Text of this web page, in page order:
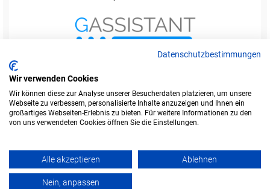
Startseite Foren-Übersicht
Legende Kontakt
Werbung buchen
Amazon ist eine Marke von Amazon.com, Inc.
Weitere Marken und Markennamen sind Eigentum ihrer jeweiligen Inhaber.
Datenschutzbestimmungen
Wir verwenden Cookies
Wir können diese zur Analyse unserer Besucherdaten platzieren, um unsere
Webseite zu verbessern, personalisierte Inhalte anzuzeigen und Ihnen ein
großartiges Webseiten-Erlebnis zu bieten. Für weitere Informationen zu den
von uns verwendeten Cookies öffnen Sie die Einstellungen.
Alle akzeptieren Ablehnen
Nein, anpassen